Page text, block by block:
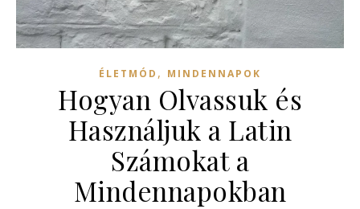
ÉLETMÓD , MINDENNAPOK
Hogyan Olvassuk és
Használjuk a Latin
Számokat a
Mindennapokban